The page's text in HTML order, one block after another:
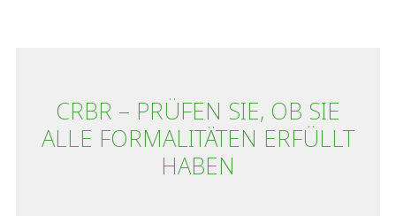
CRBR – PRÜFEN SIE, OB SIE
ALLE FORMALITÄTEN ERFÜLLT
HABEN